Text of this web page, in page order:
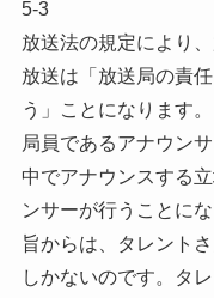
5-3
放送法の規定により
放送は「放送局の責
う」ことになります。
局員であるアナウン
中でアナウンスする
ンサーが行うことに
旨からは、タレント
しかないのです。タ